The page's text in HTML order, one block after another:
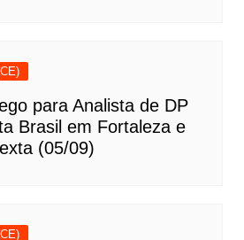
para Analista de DP
Brasil em Fortaleza e
(05/09)